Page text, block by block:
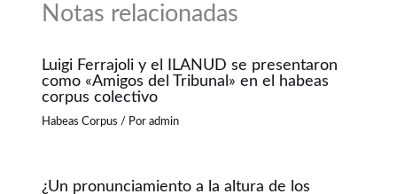
Notas relacionadas
Luigi Ferrajoli y el ILANUD se presentaron
como «Amigos del Tribunal» en el habeas
corpus colectivo
Habeas Corpus / Poradmin
¿Un pronunciamiento a la altura de los